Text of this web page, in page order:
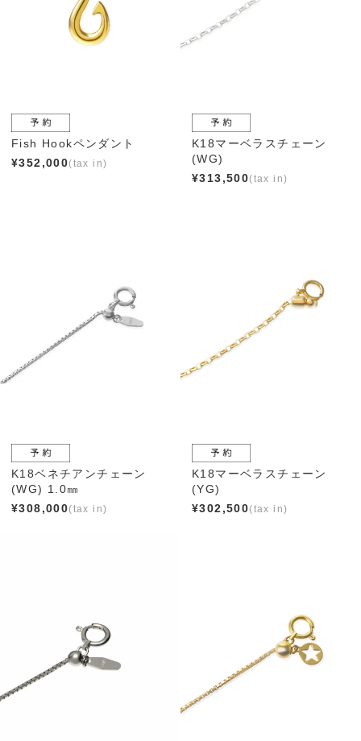
Fish Hookペンダント
¥352,000
K18マーベラスチェーン
(WG)
¥313,500
K18ベネチアンチェーン
(WG) 1.0㎜
¥308,000
K18マーベラスチェーン
(YG)
¥302,500